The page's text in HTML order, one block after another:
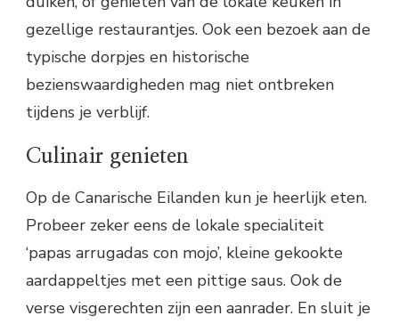
gezellige restaurantjes. Ook een bezoek aan de
typische dorpjes en historische
bezienswaardigheden mag niet ontbreken
tijdens je verblijf.
Culinair genieten
Op de Canarische Eilanden kun je heerlijk eten.
Probeer zeker eens de lokale specialiteit
‘papas arrugadas con mojo’, kleine gekookte
aardappeltjes met een pittige saus. Ook de
verse visgerechten zijn een aanrader. En sluit je